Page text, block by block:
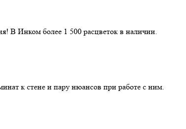
В Инком более 1 500 расцветок в наличии.
к стене и пару нюансов при работе с ним.